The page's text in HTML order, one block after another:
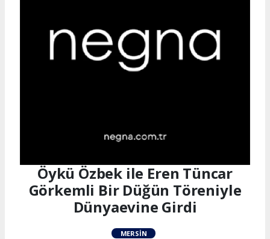
Öykü Özbek ile Eren Tüncar
Görkemli Bir Düğün Töreniyle
Dünyaevine Girdi
MERSIN